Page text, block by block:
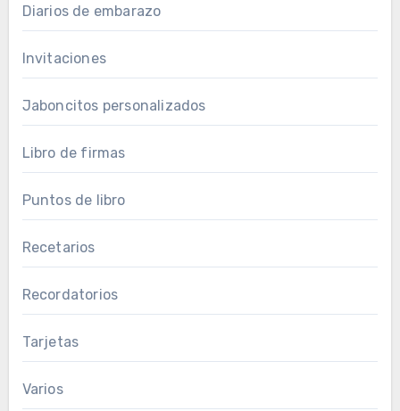
Diarios de embarazo
Invitaciones
Jaboncitos personalizados
Libro de firmas
Puntos de libro
Recetarios
Recordatorios
Tarjetas
Varios